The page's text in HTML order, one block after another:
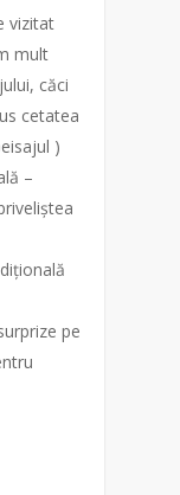
vizitat
mult
căci
cetatea
)
–
pe